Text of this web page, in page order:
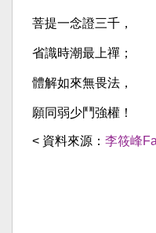
菩提一念證三千，
省識時潮最上禪；
體解如來無畏法，
願同弱少鬥強權！
< 資料來源： 李筱峰